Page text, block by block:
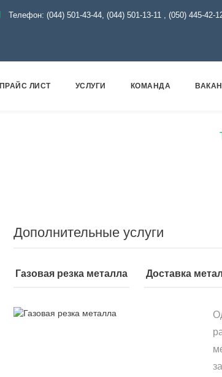
Телефон: (044) 501-43-44, (044) 501-13-11 , (050) 445-42-
ПРАЙС ЛИСТ УСЛУГИ КОМАНДА
Дополнительные услуги
Газовая резка металла Доставка